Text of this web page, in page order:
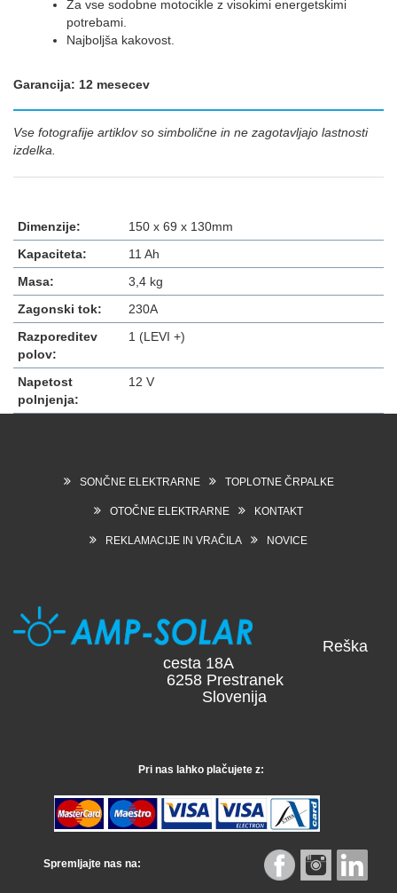
Za vse sodobne motocikle z visokimi energetskimi
potrebami.
Najboljša kakovost.
Garancija: 12 mesecev
Vse fotografije artiklov so simbolične in ne zagotavljajo lastnosti
izdelka.
Dimenzije:
150 x 69 x 130mm
Kapaciteta:
11 Ah
Masa:
3,4 kg
Zagonski tok:
230A
Razporeditev
polov:
1 (LEVI +)
Napetost
polnjenja:
12 V
SONČNE ELEKTRARNE TOPLOTNE ČRPALKE
OTOČNE ELEKTRARNE KONTAKT
REKLAMACIJE IN VRAČILA NOVICE
Reška
cesta 18A
6258 Prestranek
Slovenija
Pri nas lahko plačujete z:
Spremljajte nas na: